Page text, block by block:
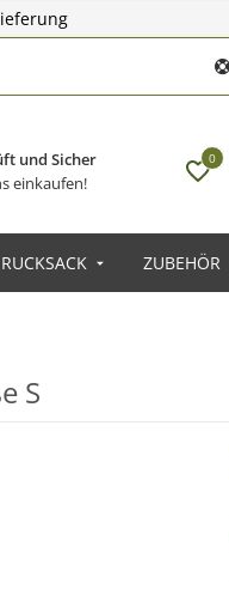
und Sicher
einkaufen!
0
ZUBEHÖR
S